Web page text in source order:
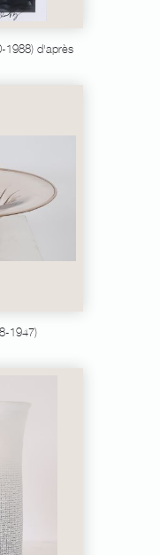
1988) d'après
1947)